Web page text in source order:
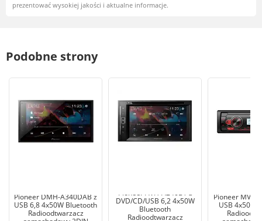
prezentować wysokiej jakości i aktualne informacje.
Podobne strony
Pioneer DMH-A340DAB z
USB 6,8 4x50W Bluetooth
Radioodtwarzacz
Pioneer AVH-A240BT z
DVD/CD/USB 6,2 4x50W
Bluetooth
Radioodtwarzacz
Pioneer MVH-
USB 4x50W